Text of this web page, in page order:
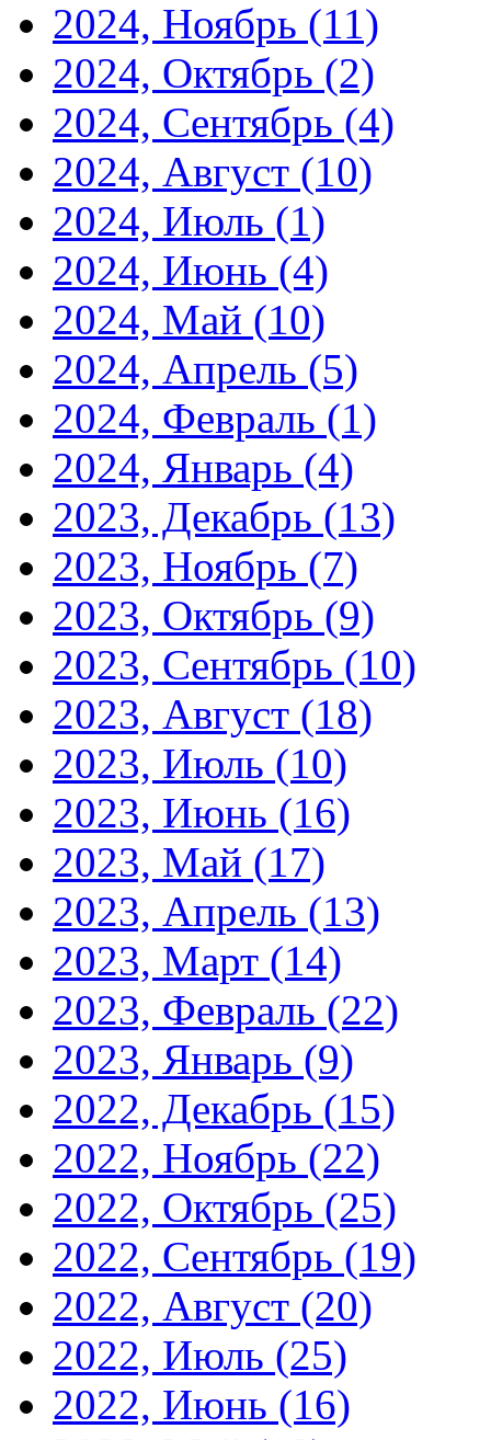
2024, Ноябрь (11)
2024, Октябрь (2)
2024, Сентябрь (4)
2024, Август (10)
2024, Июль (1)
2024, Июнь (4)
2024, Май (10)
2024, Апрель (5)
2024, Февраль (1)
2024, Январь (4)
2023, Декабрь (13)
2023, Ноябрь (7)
2023, Октябрь (9)
2023, Сентябрь (10)
2023, Август (18)
2023, Июль (10)
2023, Июнь (16)
2023, Май (17)
2023, Апрель (13)
2023, Март (14)
2023, Февраль (22)
2023, Январь (9)
2022, Декабрь (15)
2022, Ноябрь (22)
2022, Октябрь (25)
2022, Сентябрь (19)
2022, Август (20)
2022, Июль (25)
2022, Июнь (16)